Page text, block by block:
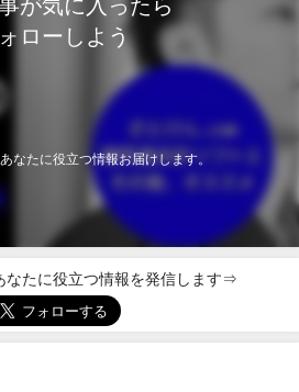
が気に入ったら
ローしよう
なたに役立つ情報お届けします。
なたに役立つ情報を発信します⇒